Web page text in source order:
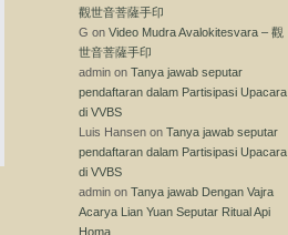
觀世音菩薩手印
G on Video Mudra Avalokitesvara – 觀
世音菩薩手印
admin on Tanya jawab seputar
pendaftaran dalam Partisipasi Upacara
di VVBS
Luis Hansen on Tanya jawab seputar
pendaftaran dalam Partisipasi Upacara
di VVBS
admin on Tanya jawab Dengan Vajra
Acarya Lian Yuan Seputar Ritual Api
Homa